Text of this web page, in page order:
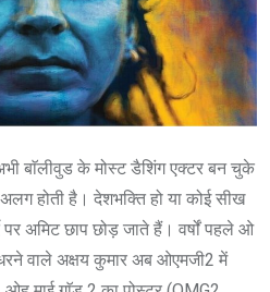
बाॅलीवुड के मोस्ट डैशिंग एक्टर बन चुके
होती है। देशभक्ति हो या कोई सीख
पर अमिट छाप छोड़ जाते हैं। वर्षों पहले ओ
वाले अक्षय कुमार अब ओएमजी2 में